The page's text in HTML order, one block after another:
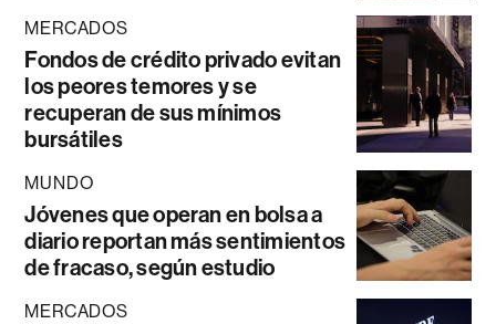
MERCADOS
Fondos de crédito privado evitan
los peores temores y se
recuperan de sus mínimos
bursátiles
MUNDO
Jóvenes que operan en bolsa a
diario reportan más sentimientos
de fracaso, según estudio
MERCADOS